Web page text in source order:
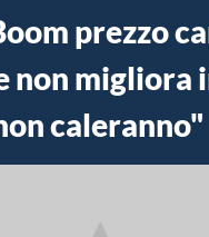
prezzo
non migliora
caleranno"